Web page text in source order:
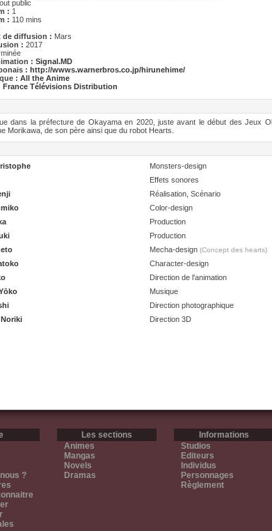
public
: 1
: 110 mins
de diffusion : Mars
: 2017
: Signal.MD
: http://wwws.warnerbros.co.jp/hirunehime/
: All the Anime
France Télévisions Distribution
dans la préfecture de Okayama en 2020, juste avant le début des Jeux
Morikawa, de son père ainsi que du robot Hearts.
Monsters-design
Effets sonores
Réalisation, Scénario
Color-design
Production
Production
Mecha-design (Concept des hearts)
Character-design
Direction de l'animation
Musique
Direction photographique
Noriki
Direction 3D
?
Les sections
Animes
Mangas
Novels
Dramas
Informations
Studios
Editeurs
Individus
Personnages
Règlement